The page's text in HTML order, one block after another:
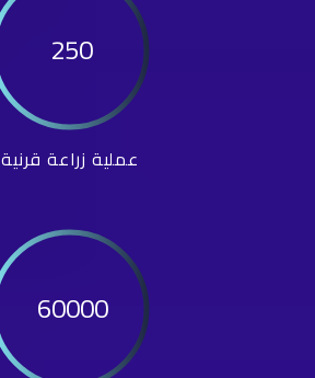
250
عملية زراعة قرنية
60000